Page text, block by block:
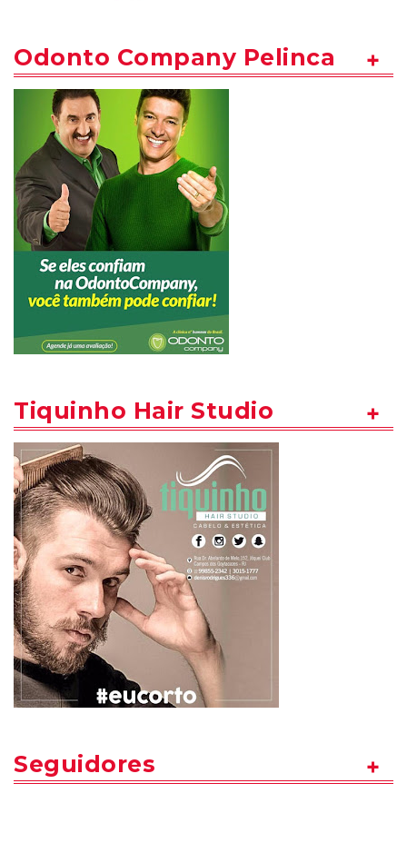
Odonto Company Pelinca
Tiquinho Hair Studio
Seguidores